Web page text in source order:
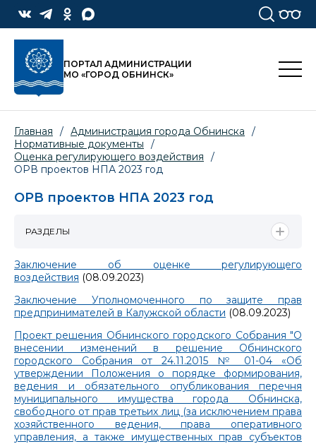
ПОРТАЛ АДМИНИСТРАЦИИ
МО «ГОРОД ОБНИНСК»
Главная / Администрация города Обнинска
/
Нормативные документы
/
Оценка регулирующего воздействия
/
ОРВ проектов НПА 2023 год
ОРВ проектов НПА 2023 год
Заключение об оценке регулирующего
воздействия (08.09.2023)
Заключение Уполномоченного по защите прав
предпринимателей в Калужской области (08.09.2023)
Проект решения Обнинского городского Собрания "О
внесении изменений в решение Обнинского
городского Собрания от 24.11.2015 № 01-04 «Об
утверждении Положения о порядке формирования,
ведения и обязательного опубликования перечня
муниципального имущества города Обнинска,
свободного от прав третьих лиц (за исключением права
хозяйственного ведения, права оперативного
управления, а также имущественных прав субъектов
РАЗДЕЛЫ